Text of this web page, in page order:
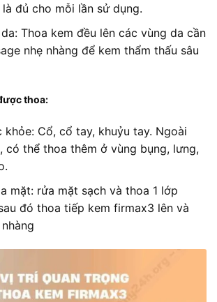
đủ cho mỗi lần sử dụng.
Thoa kem đều lên các vùng da cần
nhẹ nhàng để kem thẩm thấu sâu
thoa:
Cổ, cổ tay, khuỷu tay. Ngoài
có thể thoa thêm ở vùng bụng, lưng,
mặt: rửa mặt sạch và thoa 1 lớp
đó thoa tiếp kem firmax3 lên và